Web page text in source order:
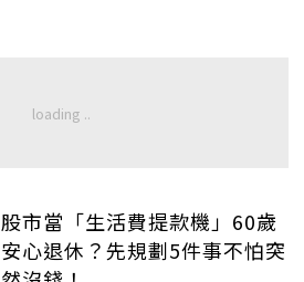
股市當「生活費提款機」60歲
安心退休？先規劃5件事不怕突